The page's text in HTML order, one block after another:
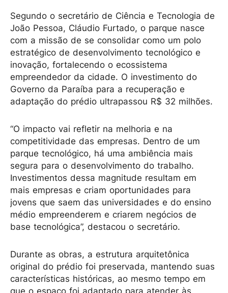
Segundo o secretário de Ciência e Tecnologia de
João Pessoa, Cláudio Furtado, o parque nasce
com a missão de se consolidar como um polo
estratégico de desenvolvimento tecnológico e
inovação, fortalecendo o ecossistema
empreendedor da cidade. O investimento do
Governo da Paraíba para a recuperação e
adaptação do prédio ultrapassou R$ 32 milhões.
“O impacto vai refletir na melhoria e na
competitividade das empresas. Dentro de um
parque tecnológico, há uma ambiência mais
segura para o desenvolvimento do trabalho.
Investimentos dessa magnitude resultam em
mais empresas e criam oportunidades para
jovens que saem das universidades e do ensino
médio empreenderem e criarem negócios de
base tecnológica”, destacou o secretário.
Durante as obras, a estrutura arquitetônica
original do prédio foi preservada, mantendo suas
características históricas, ao mesmo tempo em